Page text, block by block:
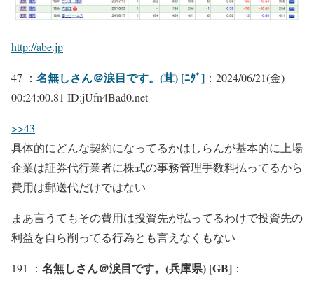
http://abe.jp
47 ： 名無しさん＠涙目です。(茸) [ﾆﾀﾞ] ：2024/06/21(金)
00:24:00.81 ID:jUfn4Bad0.net
>>43
具体的にどんな契約になってるかはしらんが基本的に上場
企業は証券代行業者に株式の事務管理手数料払ってるから
費用は郵送代だけではない
まあ言うてもその費用は投資先が払ってるわけで投資先の
利益を自ら削ってる行為とも言えなくもない
191 ： 名無しさん＠涙目です。(兵庫県) [GB] ：